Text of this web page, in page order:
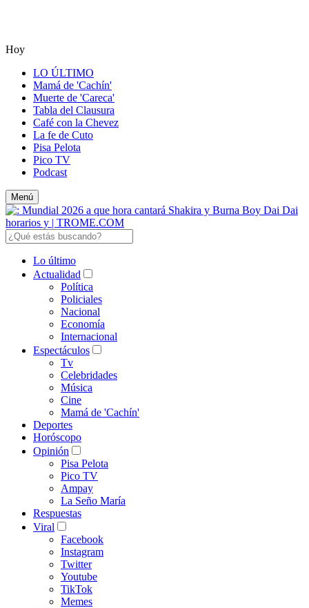
Hoy
LO ÚLTIMO
Mamá de 'Cachín'
Muerte de 'Careca'
Tabla del Clausura
Café con la Chevez
La fe de Cuto
Pisa Pelota
Pico TV
Podcast
Menú
Lo último
Actualidad
Política
Policiales
Nacional
Economía
Internacional
Espectáculos
Tv
Celebridades
Música
Cine
Mamá de 'Cachín'
Deportes
Horóscopo
Opinión
Pisa Pelota
Pico TV
Ampay
La Seño María
Respuestas
Viral
Facebook
Instagram
Twitter
Youtube
TikTok
Memes